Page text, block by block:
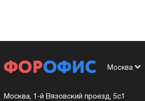
Москва
Москва, 1-й Вязовский проезд, 5с1